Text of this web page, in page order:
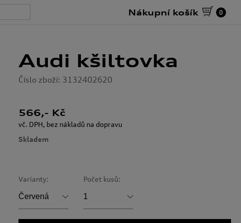
Nákupní košík 0
Audi kšiltovka
Číslo zboží: 3132402620
566,- Kč
vč. DPH, bez nákladů na dopravu
Skladem
Varianty:
Černá
Počet kusů:
1